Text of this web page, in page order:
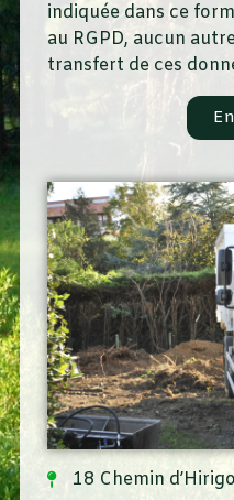
indiquée dans ce
au RGPD, aucun
transfert de ces
18 Chemin